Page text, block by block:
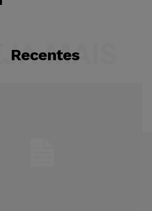
Recentes
MAIS